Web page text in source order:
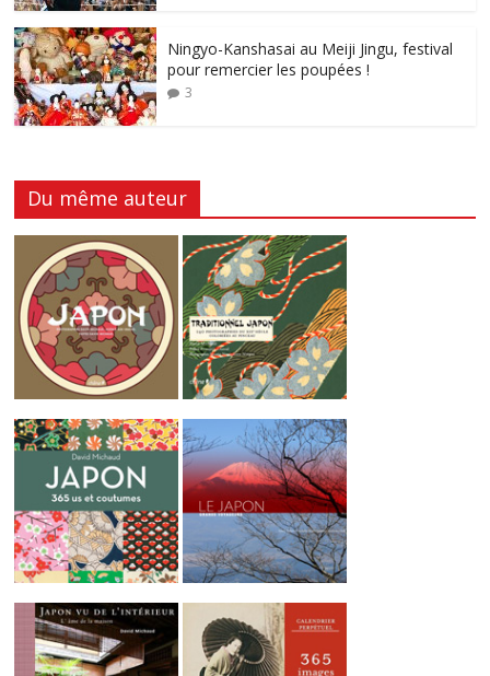
Ningyo-Kanshasai au Meiji Jingu, festival
pour remercier les poupées !
3
Du même auteur